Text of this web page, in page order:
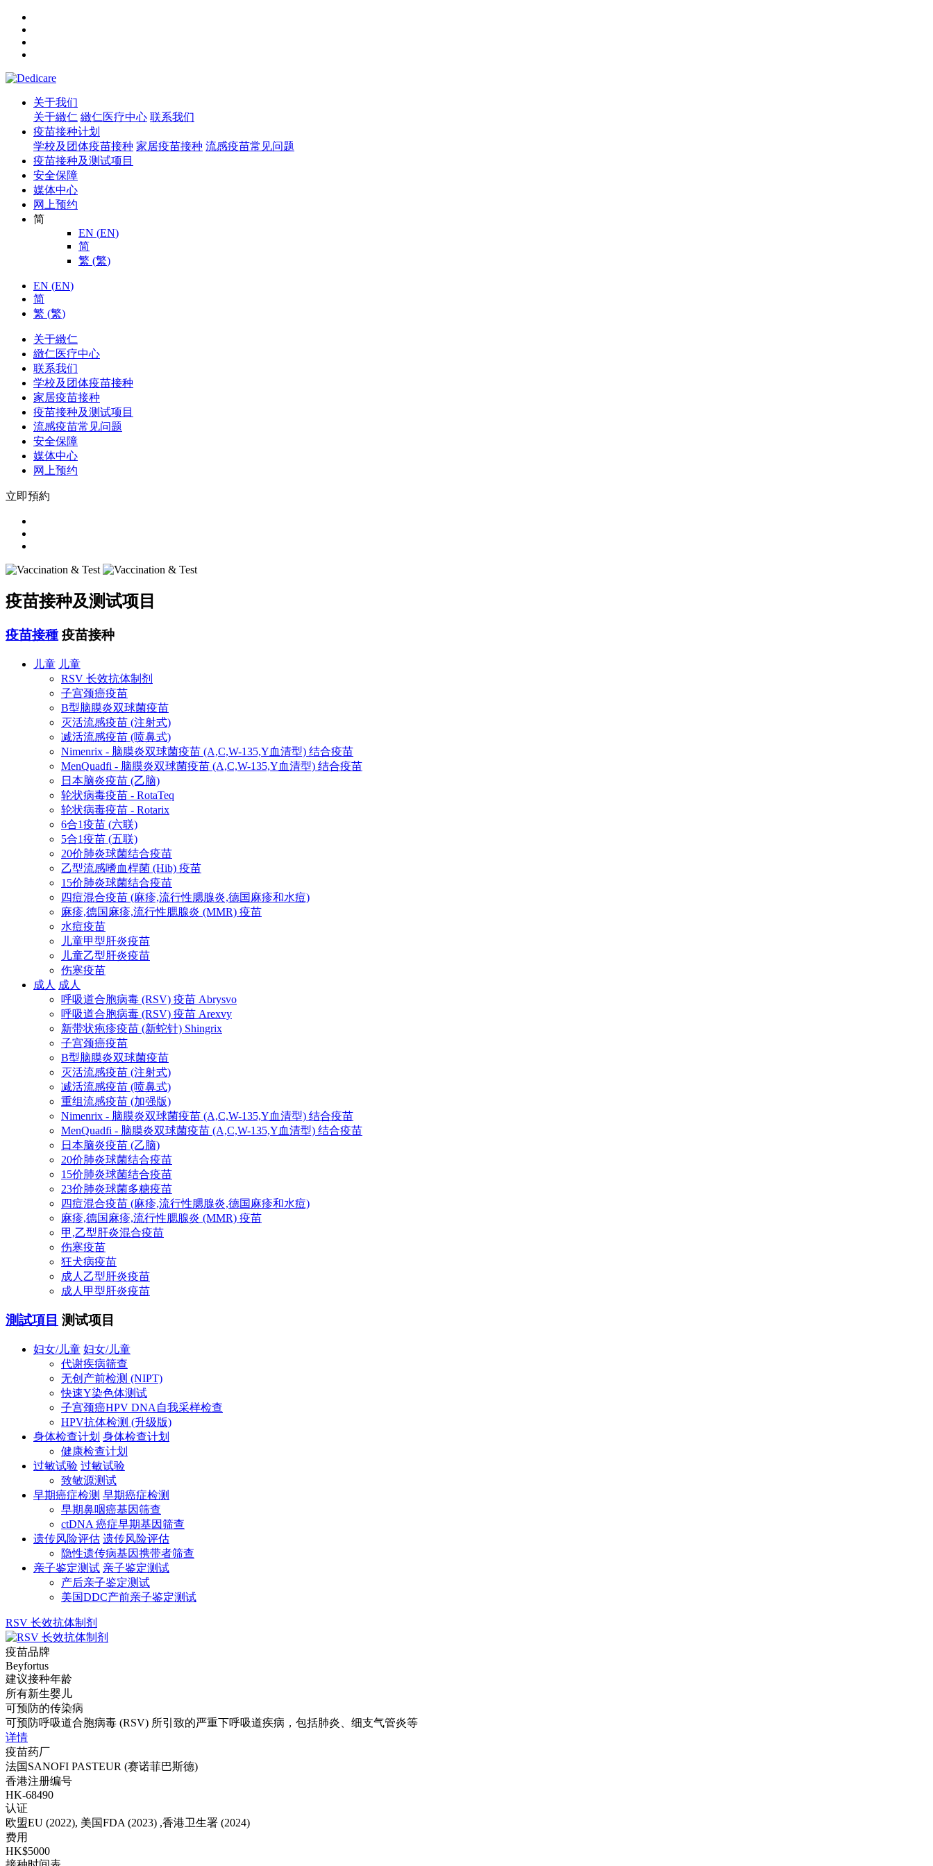
关于我们
关于緻仁 緻仁医疗中心 联系我们
疫苗接种计划
学校及团体疫苗接种 家居疫苗接种 流感疫苗常见问题
疫苗接种及测试项目
安全保障
媒体中心
网上预约
简
EN (EN)
简
繁 (繁)
EN (EN)
简
繁 (繁)
关于緻仁
緻仁医疗中心
联系我们
学校及团体疫苗接种
家居疫苗接种
疫苗接种及测试项目
流感疫苗常见问题
安全保障
媒体中心
网上预约
立即預約
疫苗接种及测试项目
疫苗接種 疫苗接种
儿童 儿童
RSV 长效抗体制剂
子宫颈癌疫苗
B型脑膜炎双球菌疫苗
灭活流感疫苗 (注射式)
减活流感疫苗 (喷鼻式)
Nimenrix - 脑膜炎双球菌疫苗 (A,C,W-135,Y血清型) 结合疫苗
MenQuadfi - 脑膜炎双球菌疫苗 (A,C,W-135,Y血清型) 结合疫苗
日本脑炎疫苗 (乙脑)
轮状病毒疫苗 - RotaTeq
轮状病毒疫苗 - Rotarix
6合1疫苗 (六联)
5合1疫苗 (五联)
20价肺炎球菌结合疫苗
乙型流感嗜血桿菌 (Hib) 疫苗
15价肺炎球菌结合疫苗
四痘混合疫苗 (麻疹,流行性腮腺炎,德国麻疹和水痘)
麻疹,德国麻疹,流行性腮腺炎 (MMR) 疫苗
水痘疫苗
儿童甲型肝炎疫苗
儿童乙型肝炎疫苗
伤寒疫苗
成人 成人
呼吸道合胞病毒 (RSV) 疫苗 Abrysvo
呼吸道合胞病毒 (RSV) 疫苗 Arexvy
新带状疱疹疫苗 (新蛇针) Shingrix
子宫颈癌疫苗
B型脑膜炎双球菌疫苗
灭活流感疫苗 (注射式)
减活流感疫苗 (喷鼻式)
重组流感疫苗 (加强版)
Nimenrix - 脑膜炎双球菌疫苗 (A,C,W-135,Y血清型) 结合疫苗
MenQuadfi - 脑膜炎双球菌疫苗 (A,C,W-135,Y血清型) 结合疫苗
日本脑炎疫苗 (乙脑)
20价肺炎球菌结合疫苗
15价肺炎球菌结合疫苗
23价肺炎球菌多糖疫苗
四痘混合疫苗 (麻疹,流行性腮腺炎,德国麻疹和水痘)
麻疹,德国麻疹,流行性腮腺炎 (MMR) 疫苗
甲,乙型肝炎混合疫苗
伤寒疫苗
狂犬病疫苗
成人乙型肝炎疫苗
成人甲型肝炎疫苗
測試項目 测试项目
妇女/儿童 妇女/儿童
代谢疾病筛查
无创产前检测 (NIPT)
快速Y染色体测试
子宫颈癌HPV DNA自我采样检查
HPV抗体检测 (升级版)
身体检查计划 身体检查计划
健康检查计划
过敏试验 过敏试验
致敏源测试
早期癌症检测 早期癌症检测
早期鼻咽癌基因筛查
ctDNA 癌症早期基因筛查
遗传风险评估 遗传风险评估
隐性遗传病基因携带者筛查
亲子鉴定测试 亲子鉴定测试
产后亲子鉴定测试
美国DDC产前亲子鉴定测试
RSV 长效抗体制剂
疫苗品牌
Beyfortus
建议接种年龄
所有新生婴儿
可预防的传染病
可预防呼吸道合胞病毒 (RSV) 所引致的严重下呼吸道疾病，包括肺炎、细支气管炎等
详情
疫苗药厂
法国SANOFI PASTEUR (赛诺菲巴斯德)
香港注册编号
HK-68490
认证
欧盟EU (2022), 美国FDA (2023) ,香港卫生署 (2024)
费用
HK$5000